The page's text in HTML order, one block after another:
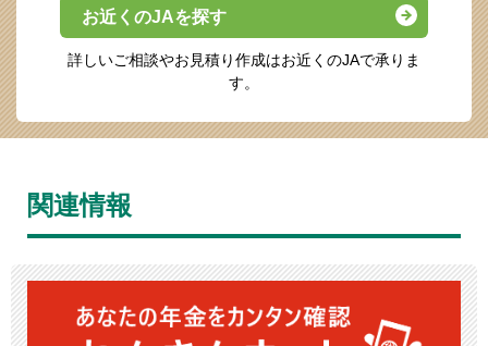
お近くのJAを探す
詳しいご相談やお見積り作成はお近くのJAで承りま
す。
関連情報